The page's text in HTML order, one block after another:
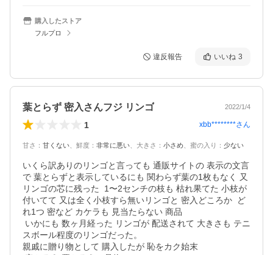
購入したストア
フルプロ
違反報告 いいね 3
葉とらず 密入さんフジ リンゴ 2022/1/4
1 xbb********さん
甘さ ： 甘くない 鮮度 ： 非常に悪い 大きさ ： 小さめ 蜜の入り ： 少ない
いくら訳ありのリンゴと言っても 通販サイトの 表示の文言
で 葉とらずと表示しているにも 関わらず葉の1枚もなく 又
リンゴの芯に残った  1〜2センチの枝も 枯れ果てた 小枝が
付いてて 又は全く小枝すら無いリンゴと 密入どころか  ど
れ1つ 密など カケラも 見当たらない 商品
スボール程度のリンゴだった。
親戚に贈り物として 購入したが 恥をカク始末